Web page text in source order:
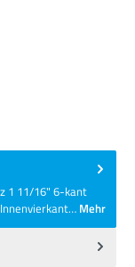
1 11/16" 6-kant
Mehr